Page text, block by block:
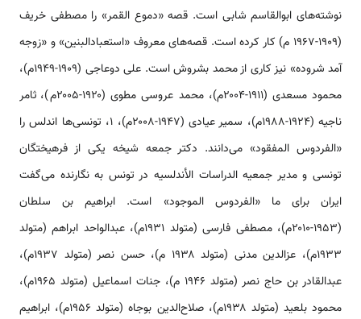
نوشته‌های ابوالقاسم شابی است. قصه «دموع القمر» را مصطفی خریف
(۱۹۰۹-۱۹۶۷ م) کار کرده است. قصه‌های معروف «استعبادالبنین» و «زوجه
آمد شروده» نیز کاری از محمد بشروش است. علی دوعاجی (۱۹۰۹-۱۹۴۹م)،
محمود مسعدی (۱۹۱۱-۲۰۰۴م)، محمد عروسی مطوی (۱۹۲۰-۲۰۰۵م)، ثامر
ناجیه (۱۹۲۴-۱۹۸۸م)، سمیر عیادی (۱۹۴۷-۲۰۰۸م)، ۱، تونسی‌ها اندلس را
«الفردوس المفقود» می‌دانند. دکتر جمعه شیخه یکی از فرهیختگان
تونسی و مدیر جمعیه الدراسات الأندلسیه در تونس به نگارنده می‌گفت
ایران برای ما «الفردوس الموجود» است. ابراهیم بن سلطان
(۱۹۵۳-۲۰۱۰م)، مصطفی فارسی (متولد ۱۹۳۱م)، عبدالواحد ابراهم (متولد
۱۹۳۳م)، عزالدین مدنی (متولد ۱۹۳۸ م)، حسن نصر (متولد ۱۹۳۷م)،
عبدالقادر بن حاج نصر (متولد ۱۹۴۶ م)، جنات اسماعیل (متولد ۱۹۶۵م)،
محمود بلعید (متولد ۱۹۳۸م)، صلاح‌الدین بوجاه (متولد ۱۹۵۶م)، ابراهیم